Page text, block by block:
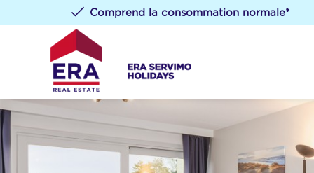
Comprend la consommation normale*